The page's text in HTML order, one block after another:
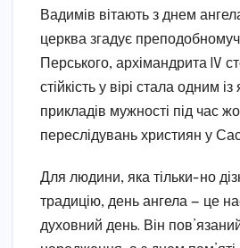
Вадимів вітають з днем
церква згадує
Перського, архімандрита IV
стійкість у вірі стала одним
прикладів мужності під час
переслідувань християн у
Для людини, яка тільки-но
традицію, день ангела — це
духовний день. Він